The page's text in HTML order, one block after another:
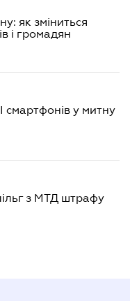
як зміниться
і громадян
смартфонів у митну
з МТД штрафу